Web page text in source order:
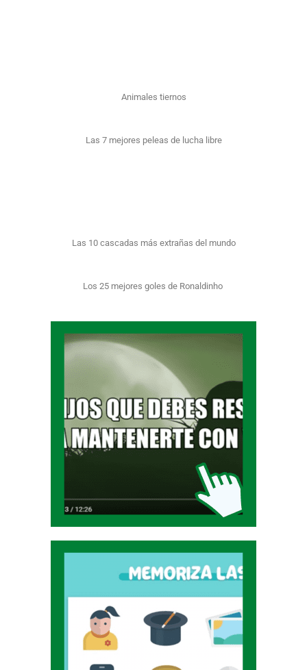
Animales tiernos
Las 7 mejores peleas de lucha libre
Las 10 cascadas más extrañas del mundo
Los 25 mejores goles de Ronaldinho